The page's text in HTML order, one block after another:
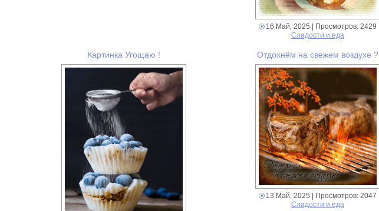
16 Май, 2025 | Просмотров: 2429
Сладости и еда
Картинка Угощаю ! Отдохнём на свежем воздухе ?
13 Май, 2025 | Просмотров: 2047
Сладости и еда